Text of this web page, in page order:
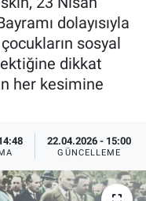
dolayısıyla
sosyal
dikkat
her kesimine
22.04.2026 - 15:00
GÜNCELLEME